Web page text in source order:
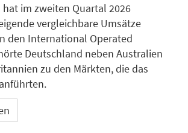
hat im zweiten Quartal 2026
vergleichbare Umsätze
den International Operated
Deutschland neben Australien
zu den Märkten, die das